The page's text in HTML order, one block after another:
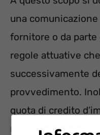
una
fornitore o da parte
regole attuative
successivamente
provvedimento.
quota di credito
nell’anno di